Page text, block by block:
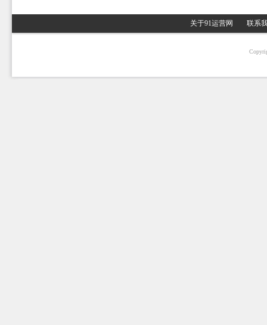
关于91运营网 联系